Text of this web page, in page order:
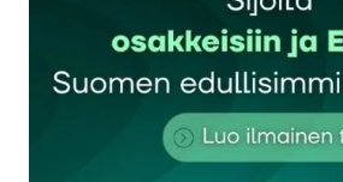
Sähköpostiosoitettasi ei julkaista.
kentät on merkitty*